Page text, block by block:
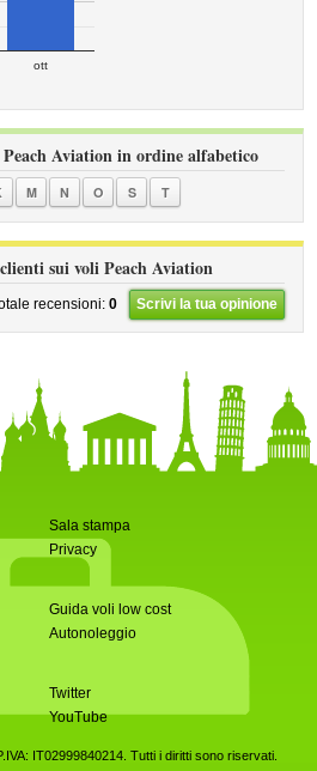
ott
Aviation in ordine alfabetico
M N O S T
sui voli Peach Aviation
recensioni: 0 Scrivi la tua opinione
Sala stampa
Privacy
Guida voli low cost
Autonoleggio
Twitter
YouTube
IT02999840214. Tutti i diritti sono riservati.